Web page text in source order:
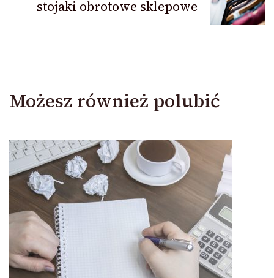
stojaki obrotowe sklepowe
Możesz również polubić